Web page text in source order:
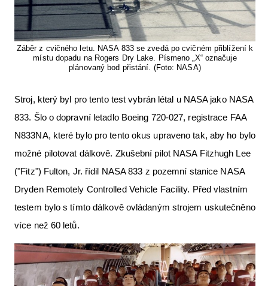
Záběr z cvičného letu. NASA 833 se zvedá po cvičném přiblížení k
místu dopadu na Rogers Dry Lake. Písmeno „X“ označuje
plánovaný bod přistání. (Foto: NASA)
Stroj, který byl pro tento test vybrán létal u NASA jako NASA
833. Šlo o dopravní letadlo Boeing 720-027, registrace FAA
N833NA, které bylo pro tento okus upraveno tak, aby ho bylo
možné pilotovat dálkově. Zkušební pilot NASA Fitzhugh Lee
("Fitz") Fulton, Jr. řídil NASA 833 z pozemní stanice NASA
Dryden Remotely Controlled Vehicle Facility. Před vlastním
testem bylo s tímto dálkově ovládaným strojem uskutečněno
více než 60 letů.